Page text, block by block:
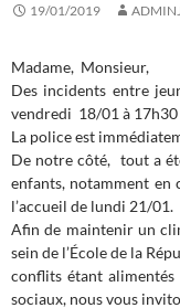
19/01/2019
Madame, Monsieur,
Des incidents entre
vendredi 18/01 à
La police est
De notre côté, tout a
enfants, notamment en
l’accueil de lundi 21/01.
Afin de maintenir un
sein de l’École de la
conflits étant alimentés
sociaux, nous vous